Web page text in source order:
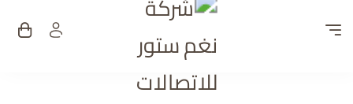
شركة نغم ستور